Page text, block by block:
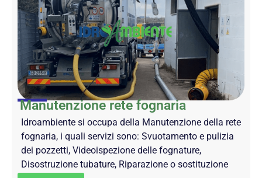
Manutenzione rete fognaria
Idroambiente si occupa della Manutenzione della rete
fognaria, i quali servizi sono: Svuotamento e pulizia
dei pozzetti, Videoispezione delle fognature,
Disostruzione tubature, Riparazione o sostituzione